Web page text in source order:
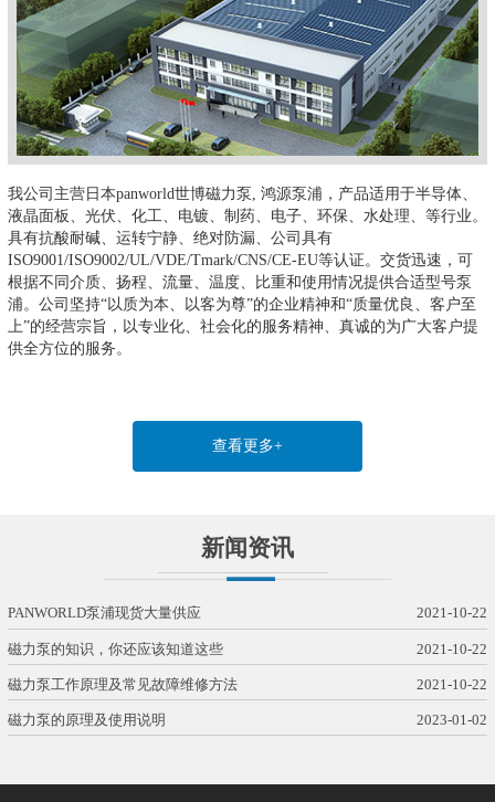
我公司主营日本panworld世博磁力泵, 鸿源泵浦，产品适用于半导体、
液晶面板、光伏、化工、电镀、制药、电子、环保、水处理、等行业。
具有抗酸耐碱、运转宁静、绝对防漏、公司具有
ISO9001/ISO9002/UL/VDE/Tmark/CNS/CE-EU等认证。交货迅速，可
根据不同介质、扬程、流量、温度、比重和使用情况提供合适型号泵
浦。公司坚持“以质为本、以客为尊”的企业精神和“质量优良、客户至
上”的经营宗旨，以专业化、社会化的服务精神、真诚的为广大客户提
供全方位的服务。
查看更多+
新闻资讯
PANWORLD泵浦现货大量供应 2021-10-22
磁力泵的知识，你还应该知道这些 2021-10-22
磁力泵工作原理及常见故障维修方法 2021-10-22
磁力泵的原理及使用说明 2023-01-02